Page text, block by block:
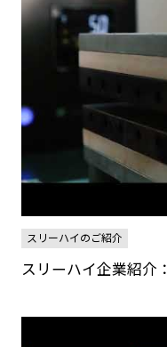
スリーハイのご紹介
スリーハイ企業紹介